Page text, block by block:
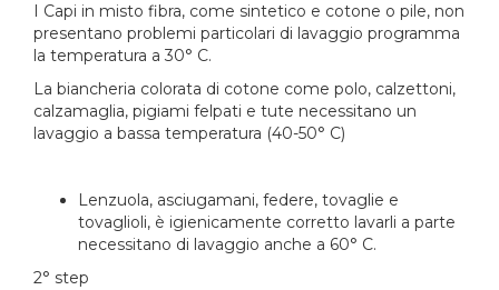
I Capi in misto fibra, come sintetico e cotone o pile, non
presentano problemi particolari di lavaggio programma
la temperatura a 30° C.
La biancheria colorata di cotone come polo, calzettoni,
calzamaglia, pigiami felpati e tute necessitano un
lavaggio a bassa temperatura (40-50° C)
Lenzuola, asciugamani, federe, tovaglie e
tovaglioli, è igienicamente corretto lavarli a parte
necessitano di lavaggio anche a 60° C.
2° step